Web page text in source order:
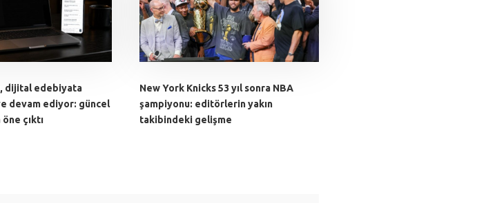
dijital edebiyata
devam ediyor: güncel
öne çıktı
New York Knicks 53 yıl sonra NBA
şampiyonu: editörlerin yakın
takibindeki gelişme